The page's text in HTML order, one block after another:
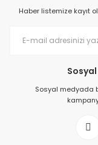
Haber listemize kayıt
Sosyal medyada